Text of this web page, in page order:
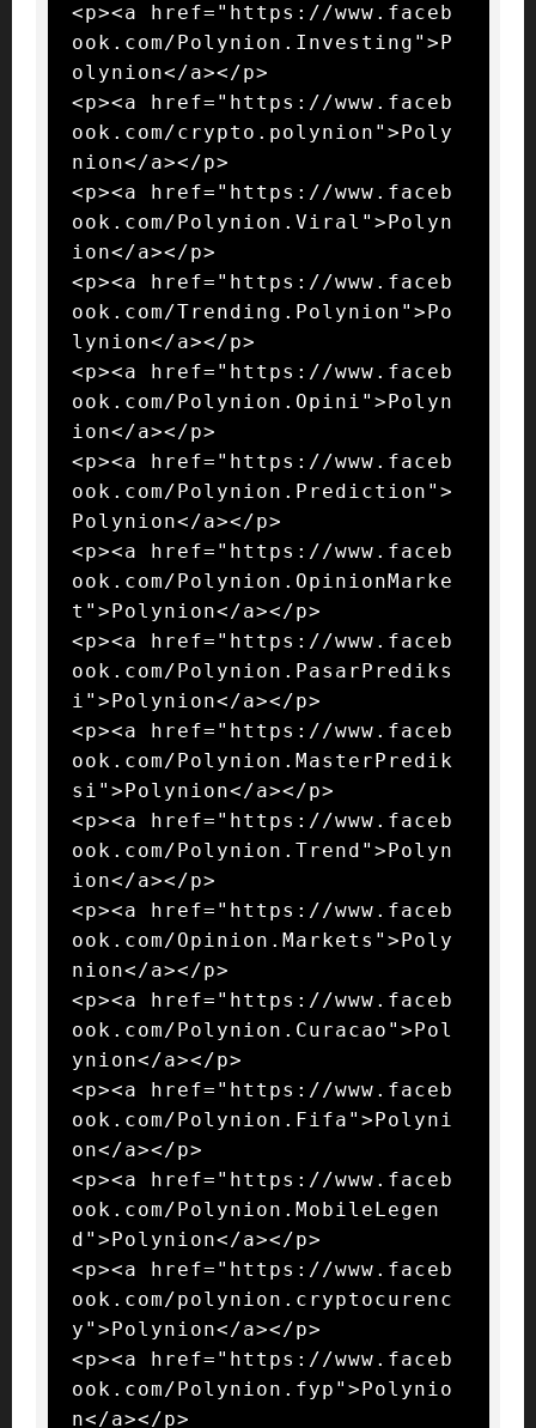
<p><a href="https://www.faceb
ook.com/Polynion.Investing">P
olynion</a></p>
<p><a href="https://www.faceb
ook.com/crypto.polynion">Poly
nion</a></p>
<p><a href="https://www.faceb
ook.com/Polynion.Viral">Polyn
ion</a></p>
<p><a href="https://www.faceb
ook.com/Trending.Polynion">Po
lynion</a></p>
<p><a href="https://www.faceb
ook.com/Polynion.Opini">Polyn
ion</a></p>
<p><a href="https://www.faceb
ook.com/Polynion.Prediction">
Polynion</a></p>
<p><a href="https://www.faceb
ook.com/Polynion.OpinionMarke
t">Polynion</a></p>
<p><a href="https://www.faceb
ook.com/Polynion.PasarPrediks
i">Polynion</a></p>
<p><a href="https://www.faceb
ook.com/Polynion.MasterPredik
si">Polynion</a></p>
<p><a href="https://www.faceb
ook.com/Polynion.Trend">Polyn
ion</a></p>
<p><a href="https://www.faceb
ook.com/Opinion.Markets">Poly
nion</a></p>
<p><a href="https://www.faceb
ook.com/Polynion.Curacao">Pol
ynion</a></p>
<p><a href="https://www.faceb
ook.com/Polynion.Fifa">Polyni
on</a></p>
<p><a href="https://www.faceb
ook.com/Polynion.MobileLegen
d">Polynion</a></p>
<p><a href="https://www.faceb
ook.com/polynion.cryptocurenc
y">Polynion</a></p>
<p><a href="https://www.faceb
ook.com/Polynion.fyp">Polynio
n</a></p>